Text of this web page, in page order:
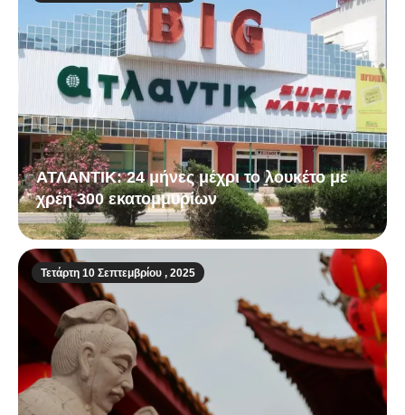
ΑΤΛΑΝΤΙΚ: 24 μήνες μέχρι το λουκέτο με
χρέη 300 εκατομμυρίων
Τετάρτη 10 Σεπτεμβρίου , 2025